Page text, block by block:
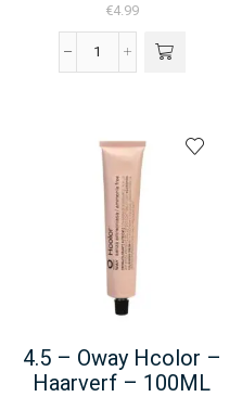
€4.99
4.4
-
Haarverf
100ML
aantal
4.5 – Oway Hcolor –
Haarverf – 100ML